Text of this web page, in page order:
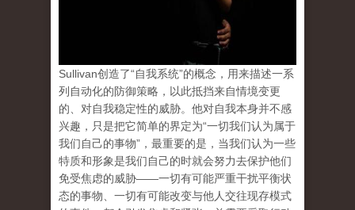
Sullivan创造了“自我系统”的概念，用来描述一系
列自动化的防御策略，以此抵挡来自情境变更
的、对自我稳定性的威胁。他对自我本身并不感
兴趣，只是把它简单的界定为“一切我们认为属于
我们自己的事物”，最重要的是，当我们认为一些
特质和形象是我们自己的时就会努力去保护他们
免受焦虑的威胁——一切有可能严重干扰平衡状
态的事物、一切有可能改变与他人交往现存模式